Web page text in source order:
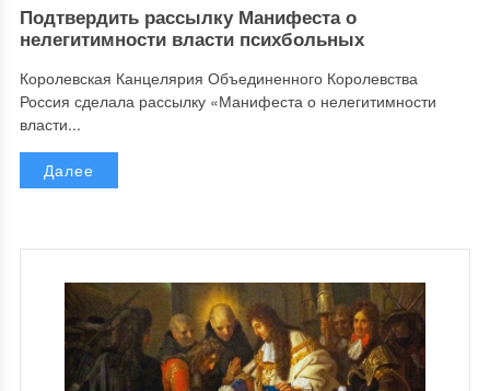
Подтвердить рассылку Манифеста о
нелегитимности власти психбольных
Королевская Канцелярия Объединенного Королевства
Россия сделала рассылку «Манифеста о нелегитимности
власти...
Далее